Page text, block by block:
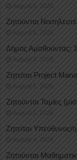
August 5, 2026
Ζητούνται
August 5, 2026
Δήμος Αμαθούντας:
August 5, 2026
Ζητείται Project
August 5, 2026
Ζητούνται Ταμίες
August 5, 2026
Ζητείται Υπεύθυνος/
August 4, 2026
Ζητούνται